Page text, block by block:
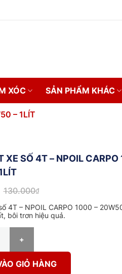
XÓC SẢN PHẨM KHÁC
– 1LÍT
XE SỐ 4T – NPOIL CARPO
130.000₫
4T – NPOIL CARPO 1000 –
bôi trơn hiệu quả.
GIỎ HÀNG